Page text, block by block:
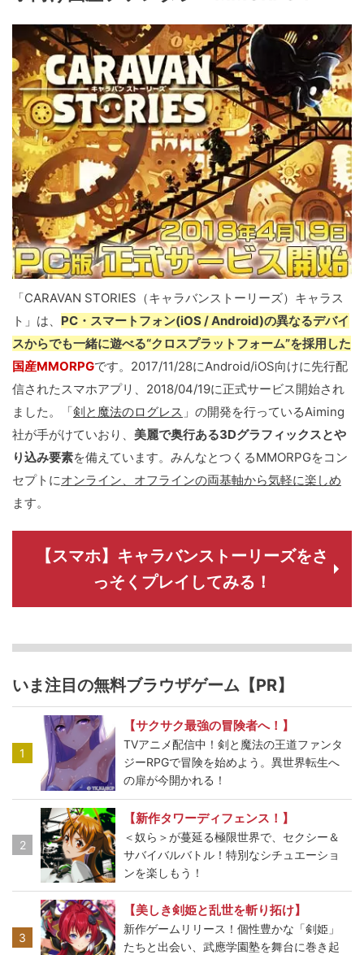
「CARAVAN STORIES（キャラバンストーリーズ）キャラス
ト」は、 PC・スマートフォン(iOS / Android)の異なるデバイ
スからでも一緒に遊べる“クロスプラットフォーム”を採用した
国産MMORPGです。2017/11/28にAndroid/iOS向けに先行配
信されたスマホアプリ、2018/04/19に正式サービス開始され
ました。「剣と魔法のログレス 」の開発を行っているAiming
社が手がけていおり、 美麗で奥行ある3Dグラフィックスとや
り込み要素を備えています。みんなとつくるMMORPGをコン
セプトにオンライン、オフラインの両基軸から気軽に楽しめ
ます。
【スマホ】キャラバンストーリーズをさ
っそくプレイしてみる！
いま注目の無料ブラウザゲーム【PR】
1
【サクサク最強の冒険者へ！】
TVアニメ配信中！剣と魔法の王道ファンタ
ジーRPGで冒険を始めよう。異世界転生へ
の扉が今開かれる！
2
【新作タワーディフェンス！】
＜奴ら＞が蔓延る極限世界で、セクシー＆
サバイバルバトル！特別なシチュエーショ
ンを楽しもう！
3
【美しき剣姫と乱世を斬り拓け】
新作ゲームリリース！個性豊かな「剣姫」
たちと出会い、武應学園塾を舞台に巻き起